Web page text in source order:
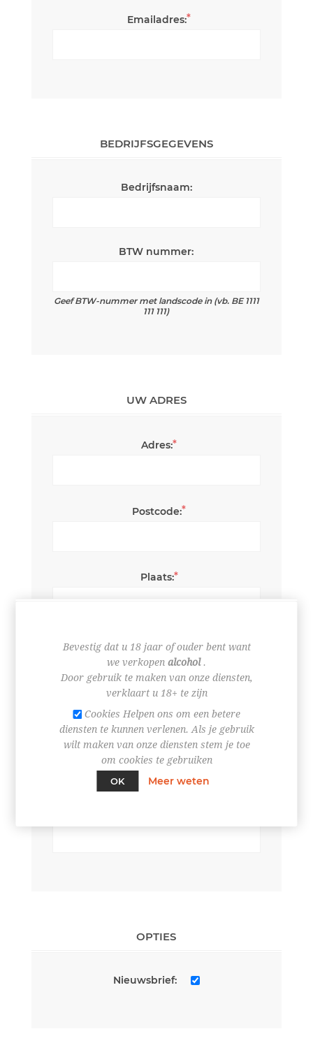
Emailadres:*
BEDRIJFSGEGEVENS
Bedrijfsnaam:
BTW nummer:
Geef BTW-nummer met landscode in (vb. BE 1111
111 111)
UW ADRES
Adres:*
Postcode:*
Plaats:*
Land:*
UW CONTACT INFORMATIE
OPTIES
Nieuwsbrief:
Bevestig dat u 18 jaar of ouder bent want
we verkopen alcohol.
Door gebruik te maken van onze diensten,
verklaart u 18+ te zijn
Cookies Helpen ons om een betere
diensten te kunnen verlenen. Als je gebruik
wilt maken van onze diensten stem je toe
om cookies te gebruiken
OK
Meer weten